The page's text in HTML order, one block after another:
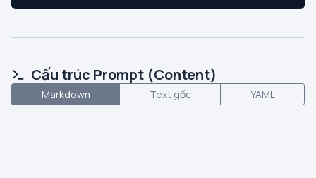
Cấu trúc Prompt (Content)
Markdown Text gốc YAML